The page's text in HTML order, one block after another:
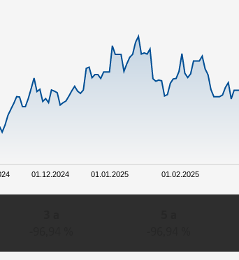
01.12.2024 01.01.2025 01.02.2025